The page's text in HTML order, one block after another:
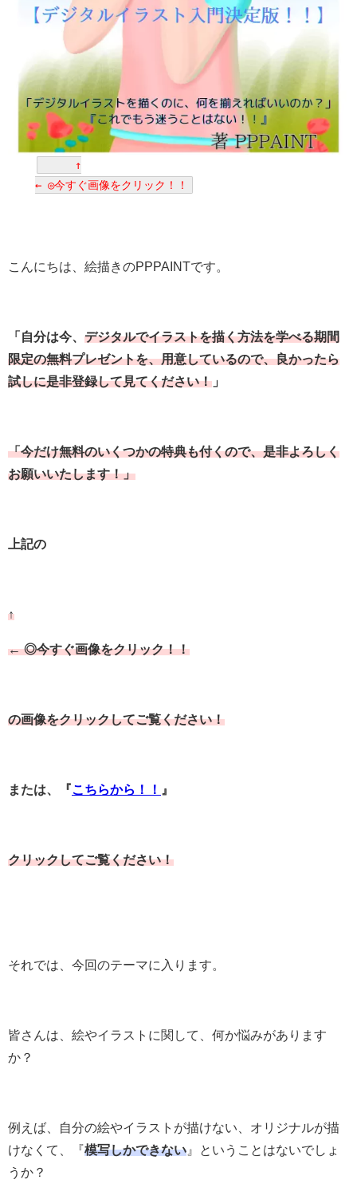
↑
← ◎今すぐ画像をクリック！！
こんにちは、絵描きのPPPAINTです。
「自分は今、 デジタルでイラストを描く方法を学べる期間
限定の無料プレゼントを、用意しているので、良かったら
試しに是非登録して見てください！ 」
「今だけ無料のいくつかの特典も付くので、是非よろしく
お願いいたします！」
上記の
↑
←◎今すぐ画像をクリック！！
の画像をクリックしてご覧ください！
または、『こちらから！！ 』
クリックしてご覧ください！
それでは、今回のテーマに入ります。
皆さんは、絵やイラストに関して、何か悩みがあります
か？
例えば、自分の絵やイラストが描けない、オリジナルが描
けなくて、『模写しかできない 』ということはないでしょ
うか？